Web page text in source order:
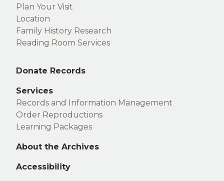
Plan Your Visit
Location
Family History Research
Reading Room Services
Middle
footer
Donate Records
Services
Records and Information Management
Order Reproductions
Learning Packages
About the Archives
Accessibility